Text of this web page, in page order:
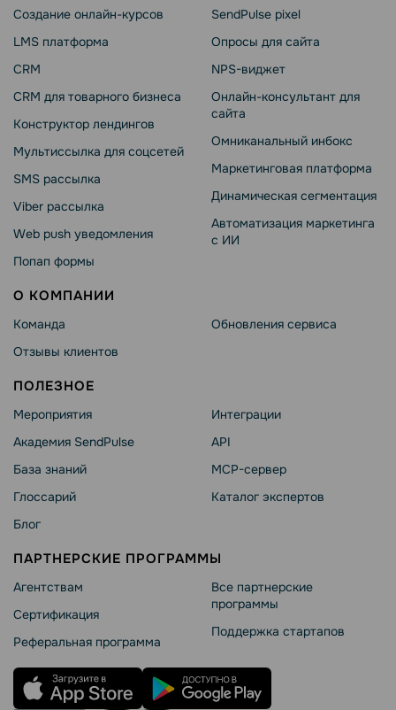
Создание онлайн-курсов
LMS платформа
CRM
CRM для товарного бизнеса
Конструктор лендингов
Мультиссылка для соцсетей
SMS рассылка
Viber рассылка
Web push уведомления
Попап формы
SendPulse pixel
Опросы для сайта
NPS-виджет
Онлайн-консультант для
сайта
Омниканальный инбокс
Маркетинговая платформа
Динамическая сегментация
Автоматизация маркетинга
с ИИ
О КОМПАНИИ
Команда
Отзывы клиентов
Обновления сервиса
ПОЛЕЗНОЕ
Мероприятия
Академия SendPulse
База знаний
Глоссарий
Блог
Интеграции
API
MCP-сервер
Каталог экспертов
ПАРТНЕРСКИЕ ПРОГРАММЫ
Агентствам
Сертификация
Реферальная программа
Все партнерские
программы
Поддержка стартапов